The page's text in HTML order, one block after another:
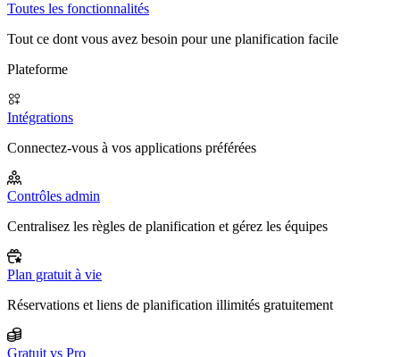
Toutes les fonctionnalités
Tout ce dont vous avez besoin pour une planification facile
Plateforme
Intégrations
Connectez-vous à vos applications préférées
Contrôles admin
Centralisez les règles de planification et gérez les équipes
Plan gratuit à vie
Réservations et liens de planification illimités gratuitement
Gratuit vs Pro